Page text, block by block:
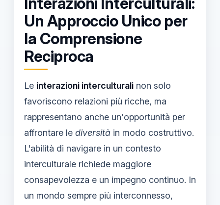
Un Approccio Unico per
la Comprensione
Reciproca
Le interazioni interculturali non solo
favoriscono relazioni più ricche, ma
rappresentano anche un'opportunità per
affrontare le diversità in modo costruttivo.
L'abilità di navigare in un contesto
interculturale richiede maggiore
consapevolezza e un impegno continuo. In
un mondo sempre più interconnesso,